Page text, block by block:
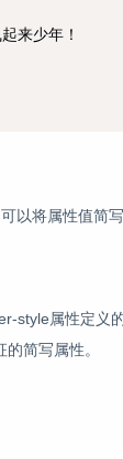
来少年！
以将属性值简
属性定义的
简写属性。